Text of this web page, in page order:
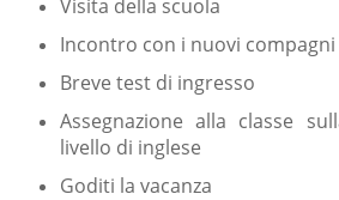
Visita della scuola
Incontro con i nuovi
Breve test di ingresso
Assegnazione alla classe
livello di inglese
Goditi la vacanza